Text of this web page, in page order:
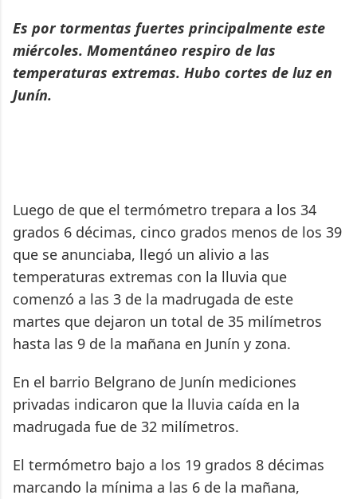
Es por tormentas fuertes principalmente este
miércoles. Momentáneo respiro de las
temperaturas extremas. Hubo cortes de luz en
Junín.
Luego de que el termómetro trepara a los 34
grados 6 décimas, cinco grados menos de los 39
que se anunciaba, llegó un alivio a las
temperaturas extremas con la lluvia que
comenzó a las 3 de la madrugada de este
martes que dejaron un total de 35 milímetros
hasta las 9 de la mañana en Junín y zona.
En el barrio Belgrano de Junín mediciones
privadas indicaron que la lluvia caída en la
madrugada fue de 32 milímetros.
El termómetro bajo a los 19 grados 8 décimas
marcando la mínima a las 6 de la mañana,